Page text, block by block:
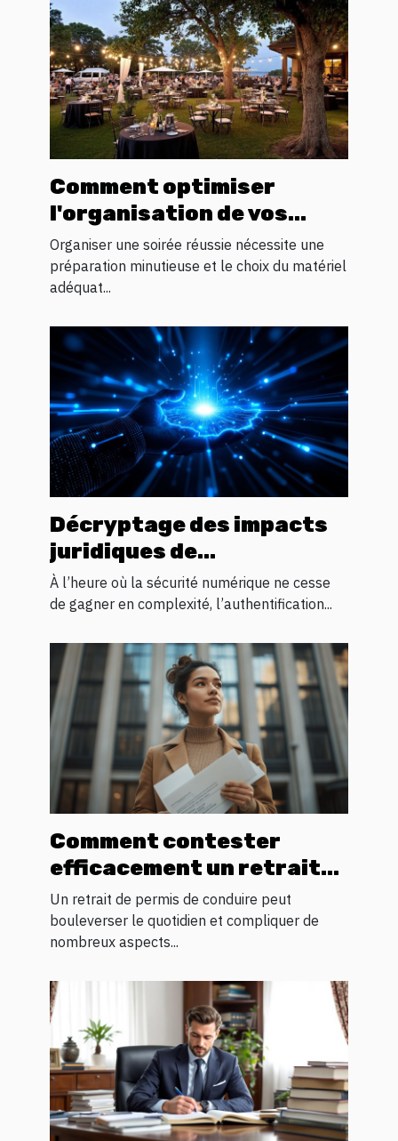
Comment optimiser
l'organisation de vos
soirées avec la location
de matériel ?
Organiser une soirée réussie nécessite une
préparation minutieuse et le choix du matériel
adéquat...
Décryptage des impacts
juridiques de
l'authentification
biométrique
À l’heure où la sécurité numérique ne cesse
de gagner en complexité, l’authentification...
Comment contester
efficacement un retrait
de permis de conduire ?
Un retrait de permis de conduire peut
bouleverser le quotidien et compliquer de
nombreux aspects...